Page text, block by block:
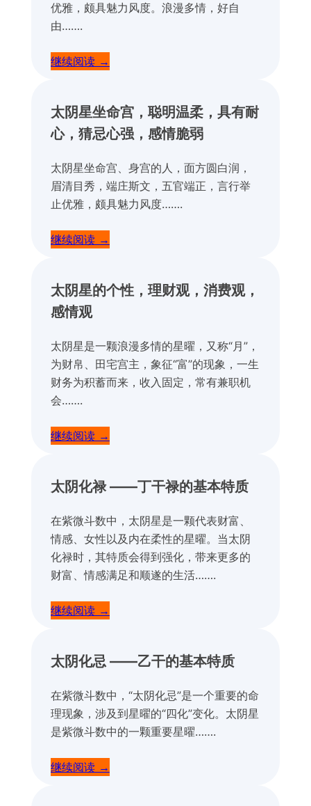
优雅，颇具魅力风度。浪漫多情，好自
由…….
继续阅读 →
太阴星坐命宫，聪明温柔，具有耐
心，猜忌心强，感情脆弱
太阴星坐命宫、身宫的人，面方圆白润，
眉清目秀，端庄斯文，五官端正，言行举
止优雅，颇具魅力风度…….
继续阅读 →
太阴星的个性，理财观，消费观，
感情观
太阴星是一颗浪漫多情的星曜，又称“月”，
为财帛、田宅宫主，象征“富”的现象，一生
财务为积蓄而来，收入固定，常有兼职机
会…….
继续阅读 →
太阴化禄 ——丁干禄的基本特质
在紫微斗数中，太阴星是一颗代表财富、
情感、女性以及内在柔性的星曜。当太阴
化禄时，其特质会得到强化，带来更多的
财富、情感满足和顺遂的生活…….
继续阅读 →
太阴化忌 ——乙干的基本特质
在紫微斗数中，“太阴化忌”是一个重要的命
理现象，涉及到星曜的“四化”变化。太阴星
是紫微斗数中的一颗重要星曜…….
继续阅读 →